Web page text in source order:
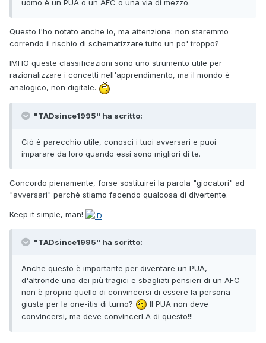
uomo è un PUA o un AFC o una via di mezzo.
Questo l'ho notato anche io, ma attenzione: non staremmo
correndo il rischio di schematizzare tutto un po' troppo?
IMHO queste classificazioni sono uno strumento utile per
razionalizzare i concetti nell'apprendimento, ma il mondo è
analogico, non digitale.
"TADsince1995" ha scritto:
Ciò è parecchio utile, conosci i tuoi avversari e puoi
imparare da loro quando essi sono migliori di te.
Concordo pienamente, forse sostituirei la parola "giocatori" ad
"avversari" perchè stiamo facendo qualcosa di divertente.
Keep it simple, man!
"TADsince1995" ha scritto:
Anche questo è importante per diventare un PUA,
d'altronde uno dei più tragici e sbagliati pensieri di un AFC
non è proprio quello di convincersi di essere la persona
giusta per la one-itis di turno?
Il PUA non deve
convincersi, ma deve convincerLA di questo!!!